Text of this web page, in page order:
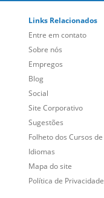
Sobre nós
Empregos
Blog
Social
Site Corporativo
Sugestões
Folheto dos Cursos de
Idiomas
Mapa do site
Política de Privacidade